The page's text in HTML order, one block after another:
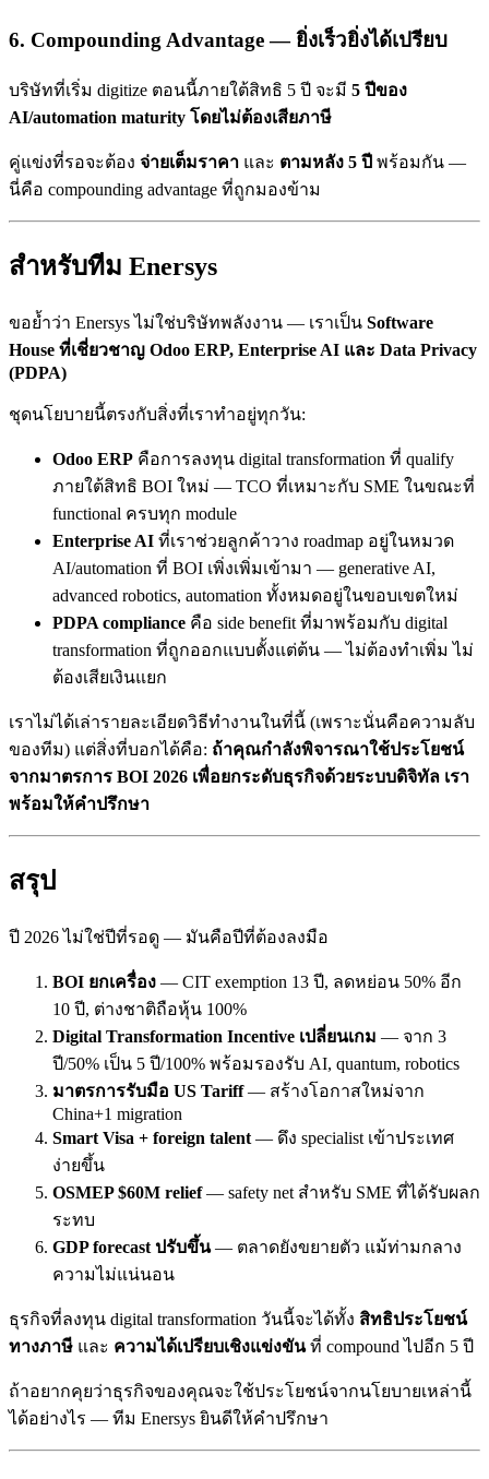
6. Compounding Advantage — ยิ่งเร็วยิ่งได้เปรียบ
บริษัทที่เริ่ม digitize ตอนนี้ภายใต้สิทธิ 5 ปี จะมี 5 ปีของ
AI/automation maturity โดยไม่ต้องเสียภาษี
คู่แข่งที่รอจะต้อง จ่ายเต็มราคา และ ตามหลัง 5 ปี พร้อมกัน —
นี่คือ compounding advantage ที่ถูกมองข้าม
สำหรับทีม Enersys
ขอย้ำว่า Enersys ไม่ใช่บริษัทพลังงาน — เราเป็น Software
House ที่เชี่ยวชาญ Odoo ERP, Enterprise AI และ Data Privacy
(PDPA)
ชุดนโยบายนี้ตรงกับสิ่งที่เราทำอยู่ทุกวัน:
Odoo ERP คือการลงทุน digital transformation ที่ qualify
ภายใต้สิทธิ BOI ใหม่ — TCO ที่เหมาะกับ SME ในขณะที่
functional ครบทุก module
Enterprise AI ที่เราช่วยลูกค้าวาง roadmap อยู่ในหมวด
AI/automation ที่ BOI เพิ่งเพิ่มเข้ามา — generative AI,
advanced robotics, automation ทั้งหมดอยู่ในขอบเขตใหม่
PDPA compliance คือ side benefit ที่มาพร้อมกับ digital
transformation ที่ถูกออกแบบตั้งแต่ต้น — ไม่ต้องทำเพิ่ม ไม่
ต้องเสียเงินแยก
เราไม่ได้เล่ารายละเอียดวิธีทำงานในที่นี้ (เพราะนั่นคือความลับ
ของทีม) แต่สิ่งที่บอกได้คือ: ถ้าคุณกำลังพิจารณาใช้ประโยชน์
จากมาตรการ BOI 2026 เพื่อยกระดับธุรกิจด้วยระบบดิจิทัล เรา
พร้อมให้คำปรึกษา
สรุป
ปี 2026 ไม่ใช่ปีที่รอดู — มันคือปีที่ต้องลงมือ
BOI ยกเครื่อง — CIT exemption 13 ปี, ลดหย่อน 50% อีก
10 ปี, ต่างชาติถือหุ้น 100%
Digital Transformation Incentive เปลี่ยนเกม — จาก 3
ปี/50% เป็น 5 ปี/100% พร้อมรองรับ AI, quantum, robotics
มาตรการรับมือ US Tariff— สร้างโอกาสใหม่จาก
China+1 migration
Smart Visa + foreign talent — ดึง specialist เข้าประเทศ
ง่ายขึ้น
OSMEP $60M relief— safety net สำหรับ SME ที่ได้รับผลก
ระทบ
GDP forecast ปรับขึ้น— ตลาดยังขยายตัว แม้ท่ามกลาง
ความไม่แน่นอน
ธุรกิจที่ลงทุน digital transformation วันนี้จะได้ทั้ง สิทธิประโยชน์
ทางภาษี และ ความได้เปรียบเชิงแข่งขันที่ compound ไปอีก 5 ปี
ถ้าอยากคุยว่าธุรกิจของคุณจะใช้ประโยชน์จากนโยบายเหล่านี้
ได้อย่างไร — ทีม Enersys ยินดีให้คำปรึกษา